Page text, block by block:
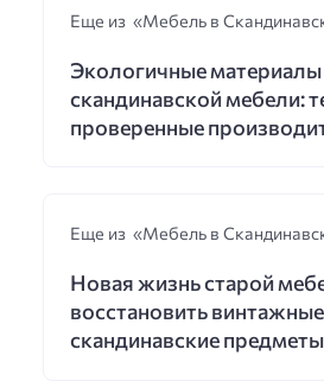
Еще из «Мебель в
Экологичные материалы
скандинавской мебели:
проверенные
Еще из «Мебель в
Новая жизнь старой
восстановить винтажные
скандинавские